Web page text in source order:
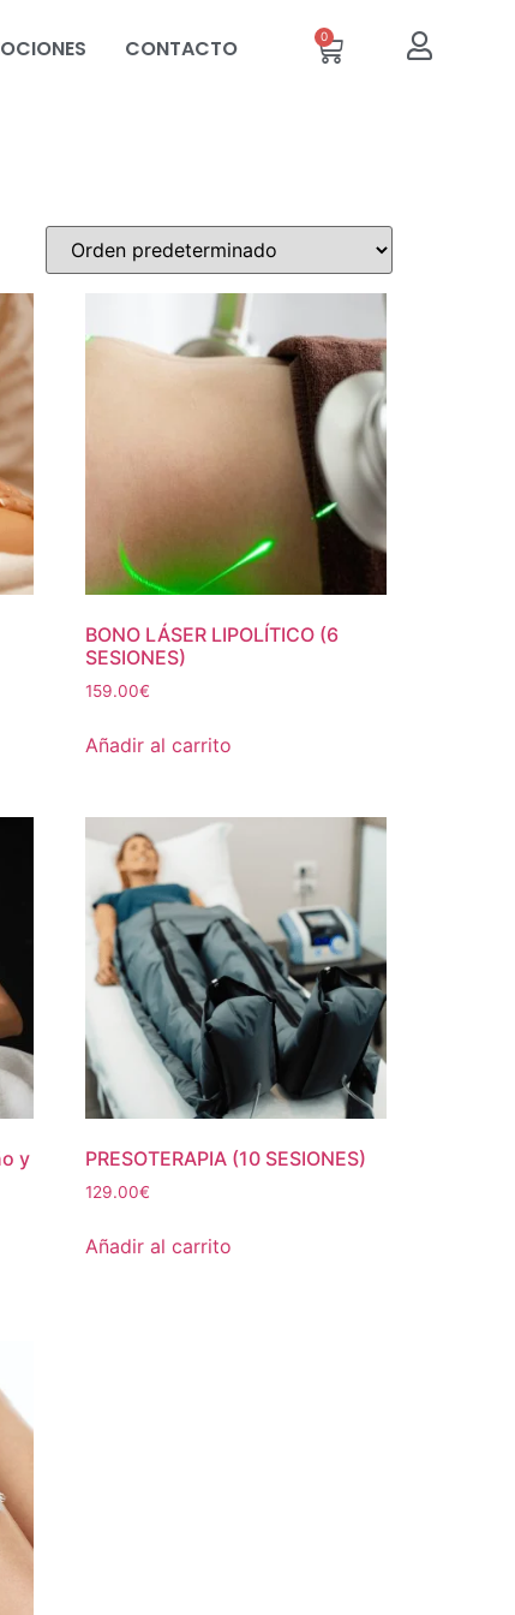
CONTACTO 0
BONO LÁSER LIPOLÍTICO (6
SESIONES)
159.00€
Añadir al carrito
y
PRESOTERAPIA (10 SESIONES)
129.00€
Añadir al carrito